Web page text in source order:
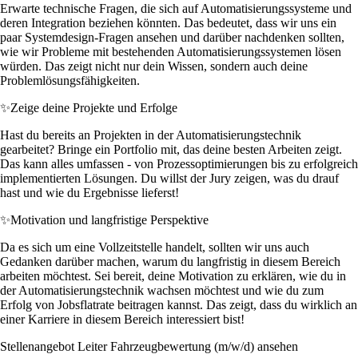
Erwarte technische Fragen, die sich auf Automatisierungssysteme und
deren Integration beziehen könnten. Das bedeutet, dass wir uns ein
paar Systemdesign-Fragen ansehen und darüber nachdenken sollten,
wie wir Probleme mit bestehenden Automatisierungssystemen lösen
würden. Das zeigt nicht nur dein Wissen, sondern auch deine
Problemlösungsfähigkeiten.
✨Zeige deine Projekte und Erfolge
Hast du bereits an Projekten in der Automatisierungstechnik
gearbeitet? Bringe ein Portfolio mit, das deine besten Arbeiten zeigt.
Das kann alles umfassen - von Prozessoptimierungen bis zu erfolgreich
implementierten Lösungen. Du willst der Jury zeigen, was du drauf
hast und wie du Ergebnisse lieferst!
✨Motivation und langfristige Perspektive
Da es sich um eine Vollzeitstelle handelt, sollten wir uns auch
Gedanken darüber machen, warum du langfristig in diesem Bereich
arbeiten möchtest. Sei bereit, deine Motivation zu erklären, wie du in
der Automatisierungstechnik wachsen möchtest und wie du zum
Erfolg von Jobsflatrate beitragen kannst. Das zeigt, dass du wirklich an
einer Karriere in diesem Bereich interessiert bist!
Stellenangebot Leiter Fahrzeugbewertung (m/w/d) ansehen